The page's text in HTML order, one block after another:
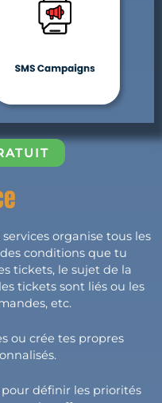
organise tous les
conditions que tu
tickets, le sujet de la
tickets sont liés ou les
etc.
ou crée tes propres
définir les priorités